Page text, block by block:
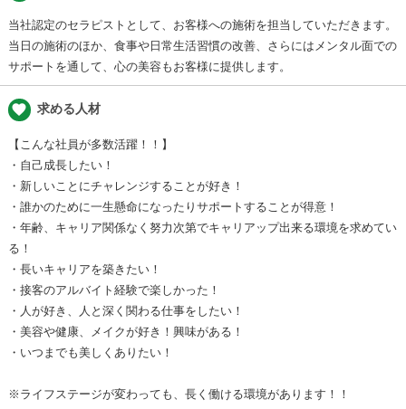
当社認定のセラピストとして、お客様への施術を担当していただきます。
当日の施術のほか、食事や日常生活習慣の改善、さらにはメンタル面での
サポートを通して、心の美容もお客様に提供します。
favorite 求める人材
【こんな社員が多数活躍！！】
・自己成長したい！
・新しいことにチャレンジすることが好き！
・誰かのために一生懸命になったりサポートすることが得意！
・年齢、キャリア関係なく努力次第でキャリアップ出来る環境を求めてい
る！
・長いキャリアを築きたい！
・接客のアルバイト経験で楽しかった！
・人が好き、人と深く関わる仕事をしたい！
・美容や健康、メイクが好き！興味がある！
・いつまでも美しくありたい！
※ライフステージが変わっても、長く働ける環境があります！！